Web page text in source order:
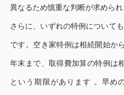
異なるため慎重な判断が求められ
さらに、いずれの特例について
です。空き家特例は相続開始か
年末まで、取得費加算の特例は
という期限があります 。早め